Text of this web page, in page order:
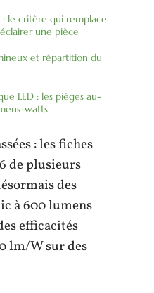
le critère qui remplace
une pièce
et répartition du
LED : les pièges au-
watts
: les fiches
de plusieurs
des
à 600 lumens
efficacités
lm/W sur des